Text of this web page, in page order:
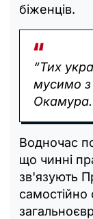
біженців.
“Тих
мусимо з
Окамура.
Водночас
що чинні
зв'язують
самостійно